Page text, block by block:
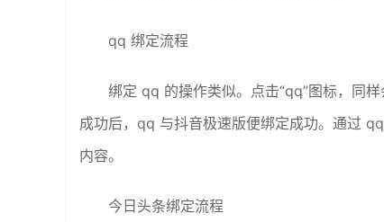
qq 绑定流程
绑定 qq 的操作类似。点击“qq”图标，同
成功后，qq 与抖音极速版便绑定成功。通过
内容。
今日头条绑定流程